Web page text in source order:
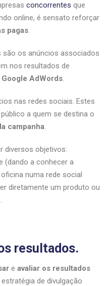
concorrentes que
online, é sensato reforçar
pagas.
são os anúncios associados
nos resultados de
Google AdWords.
nas redes sociais. Estes
a quem se destina o
campanha.
diversos objetivos:
(dando a conhecer a
numa rede social
diretamente um produto ou
resultados.
e avaliar os resultados
de divulgação